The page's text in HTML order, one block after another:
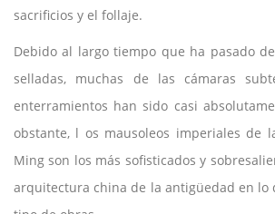
sacrificios y el follaje.
Debido al largo tiempo que ha pasado
selladas, muchas de las cámaras
enterramientos han sido casi
obstante, l os mausoleos imperiales de
Ming son los más sofisticados y
arquitectura china de la antigüedad en lo